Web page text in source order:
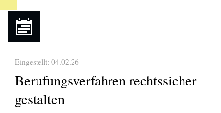
Eingestellt: 04.02.26
Berufungsverfahren rechtssicher
gestalten